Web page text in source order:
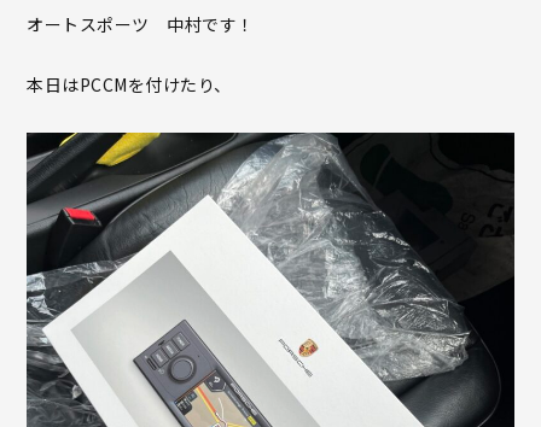
オートスポーツ 中村です！
本日はPCCMを付けたり、